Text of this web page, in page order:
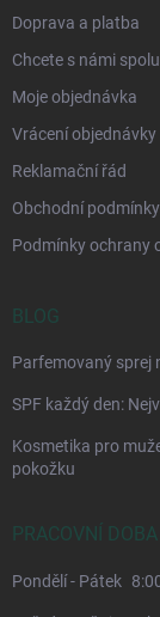
Doprava a platba
Chcete s námi
Moje objednávka
Vrácení
Reklamační řád
Obchodní podmínky
Podmínky ochrany
BLOG
Parfemovaný sprej
SPF každý den:
Kosmetika pro
pokožku
PRACOVNÍ
Pondělí - Pátek